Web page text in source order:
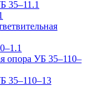
35–11.1
опора УБ 35–110–
35–110–13